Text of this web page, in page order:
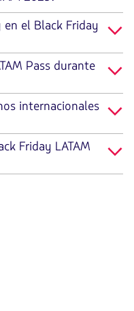
el Black Friday
Pass durante
internacionales
Friday LATAM